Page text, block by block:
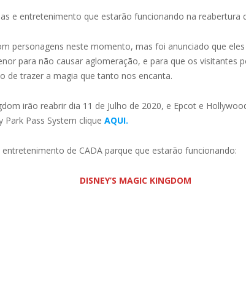
e entretenimento que estarão funcionando na reabertura
personagens neste momento, mas foi anunciado que
para não causar aglomeração, e para que os visitantes
de trazer a magia que tanto nos encanta.
irão reabrir dia 11 de Julho de 2020, e Epcot e
Pass System clique AQUI.
de CADA parque que estarão funcionando:
DISNEY’S MAGIC KINGDOM